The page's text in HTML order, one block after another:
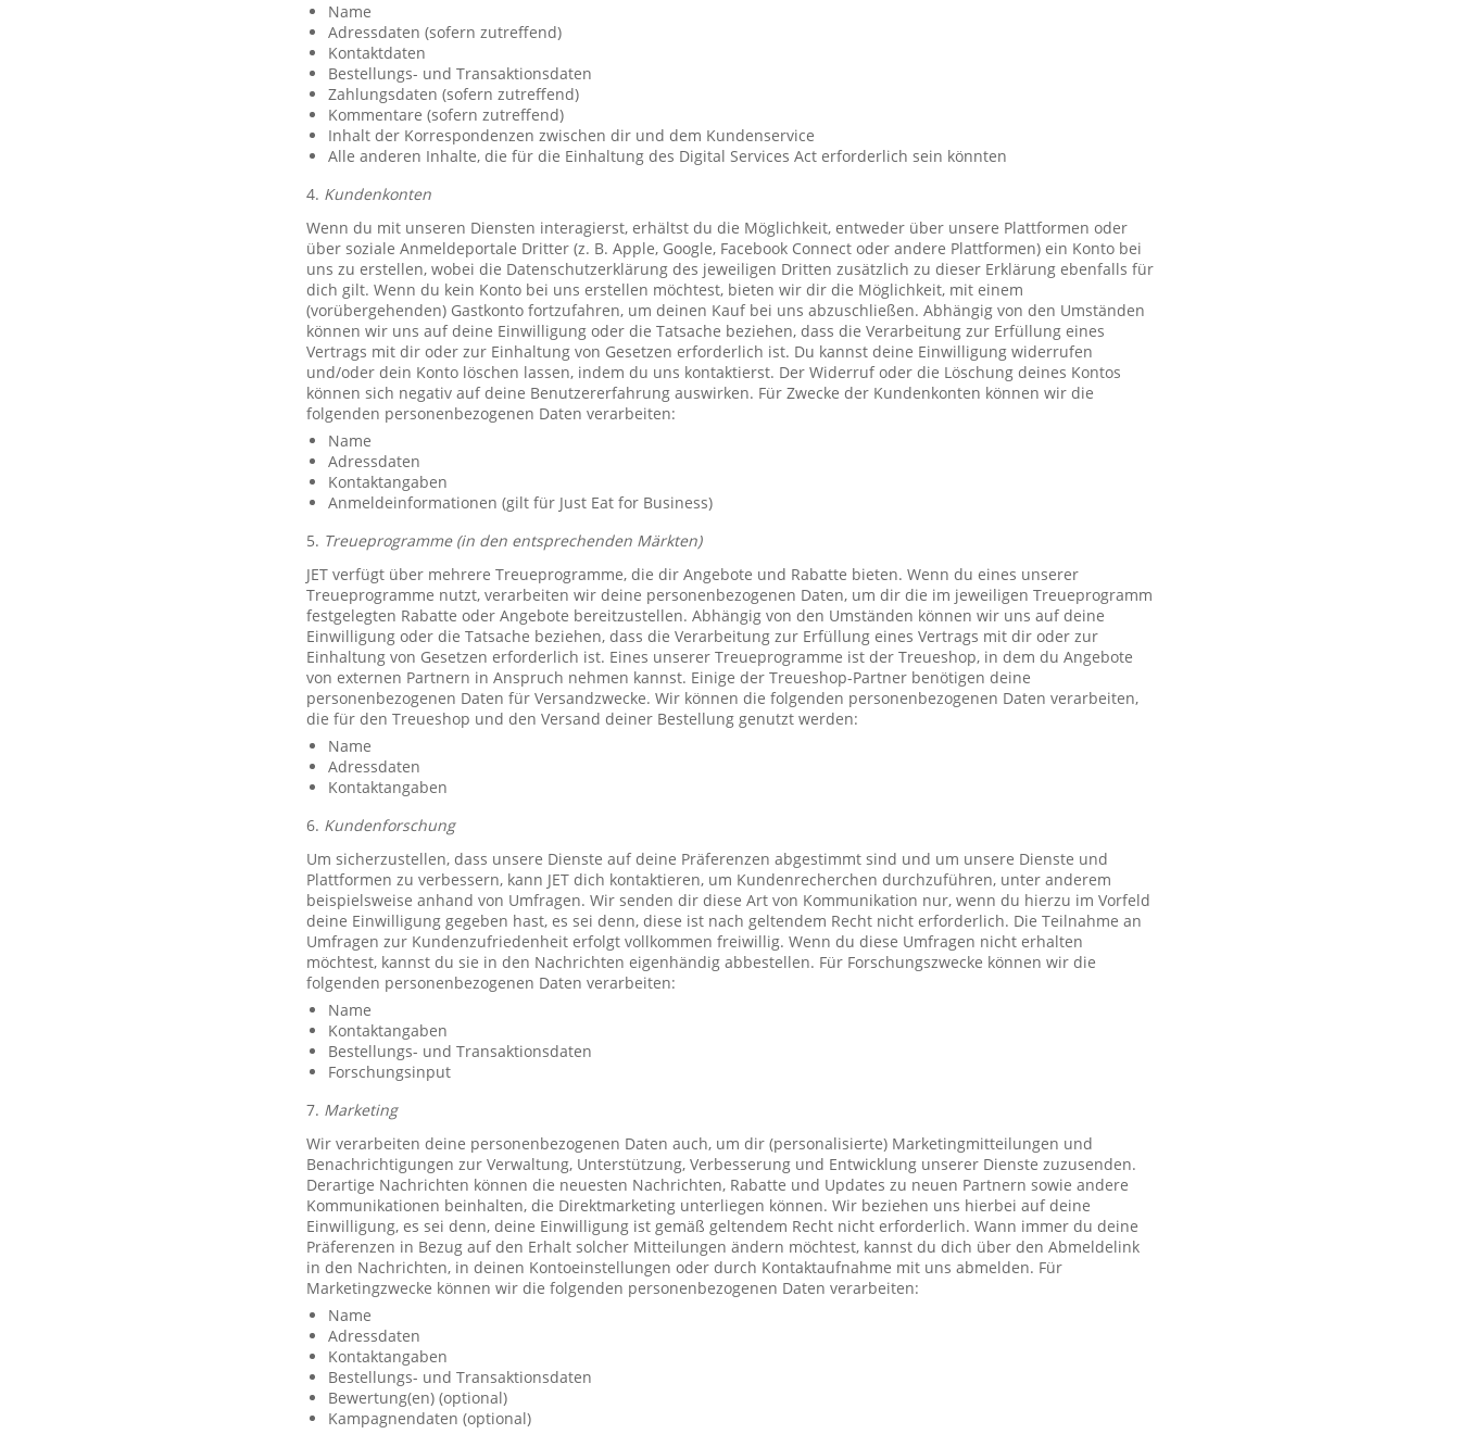
Name
Adressdaten (sofern zutreffend)
Kontaktdaten
Bestellungs- und Transaktionsdaten
Zahlungsdaten (sofern zutreffend)
Kommentare (sofern zutreffend)
Inhalt der Korrespondenzen zwischen dir und dem Kundenservice
Alle anderen Inhalte, die für die Einhaltung des Digital Services Act erforderlich sein könnten
4. Kundenkonten
Wenn du mit unseren Diensten interagierst, erhältst du die Möglichkeit, entweder über unsere Plattformen oder
über soziale Anmeldeportale Dritter (z. B. Apple, Google, Facebook Connect oder andere Plattformen) ein Konto bei
uns zu erstellen, wobei die Datenschutzerklärung des jeweiligen Dritten zusätzlich zu dieser Erklärung ebenfalls für
dich gilt. Wenn du kein Konto bei uns erstellen möchtest, bieten wir dir die Möglichkeit, mit einem
(vorübergehenden) Gastkonto fortzufahren, um deinen Kauf bei uns abzuschließen. Abhängig von den Umständen
können wir uns auf deine Einwilligung oder die Tatsache beziehen, dass die Verarbeitung zur Erfüllung eines
Vertrags mit dir oder zur Einhaltung von Gesetzen erforderlich ist. Du kannst deine Einwilligung widerrufen
und/oder dein Konto löschen lassen, indem du uns kontaktierst. Der Widerruf oder die Löschung deines Kontos
können sich negativ auf deine Benutzererfahrung auswirken. Für Zwecke der Kundenkonten können wir die
folgenden personenbezogenen Daten verarbeiten:
Name
Adressdaten
Kontaktangaben
Anmeldeinformationen (gilt für Just Eat for Business)
5. Treueprogramme (in den entsprechenden Märkten)
JET verfügt über mehrere Treueprogramme, die dir Angebote und Rabatte bieten. Wenn du eines unserer
Treueprogramme nutzt, verarbeiten wir deine personenbezogenen Daten, um dir die im jeweiligen Treueprogramm
festgelegten Rabatte oder Angebote bereitzustellen. Abhängig von den Umständen können wir uns auf deine
Einwilligung oder die Tatsache beziehen, dass die Verarbeitung zur Erfüllung eines Vertrags mit dir oder zur
Einhaltung von Gesetzen erforderlich ist. Eines unserer Treueprogramme ist der Treueshop, in dem du Angebote
von externen Partnern in Anspruch nehmen kannst. Einige der Treueshop-Partner benötigen deine
personenbezogenen Daten für Versandzwecke. Wir können die folgenden personenbezogenen Daten verarbeiten,
die für den Treueshop und den Versand deiner Bestellung genutzt werden:
Name
Adressdaten
Kontaktangaben
6. Kundenforschung
Um sicherzustellen, dass unsere Dienste auf deine Präferenzen abgestimmt sind und um unsere Dienste und
Plattformen zu verbessern, kann JET dich kontaktieren, um Kundenrecherchen durchzuführen, unter anderem
beispielsweise anhand von Umfragen. Wir senden dir diese Art von Kommunikation nur, wenn du hierzu im Vorfeld
deine Einwilligung gegeben hast, es sei denn, diese ist nach geltendem Recht nicht erforderlich. Die Teilnahme an
Umfragen zur Kundenzufriedenheit erfolgt vollkommen freiwillig. Wenn du diese Umfragen nicht erhalten
möchtest, kannst du sie in den Nachrichten eigenhändig abbestellen. Für Forschungszwecke können wir die
folgenden personenbezogenen Daten verarbeiten:
Name
Kontaktangaben
Bestellungs- und Transaktionsdaten
Forschungsinput
7. Marketing
Wir verarbeiten deine personenbezogenen Daten auch, um dir (personalisierte) Marketingmitteilungen und
Benachrichtigungen zur Verwaltung, Unterstützung, Verbesserung und Entwicklung unserer Dienste zuzusenden.
Derartige Nachrichten können die neuesten Nachrichten, Rabatte und Updates zu neuen Partnern sowie andere
Kommunikationen beinhalten, die Direktmarketing unterliegen können. Wir beziehen uns hierbei auf deine
Einwilligung, es sei denn, deine Einwilligung ist gemäß geltendem Recht nicht erforderlich. Wann immer du deine
Präferenzen in Bezug auf den Erhalt solcher Mitteilungen ändern möchtest, kannst du dich über den Abmeldelink
in den Nachrichten, in deinen Kontoeinstellungen oder durch Kontaktaufnahme mit uns abmelden. Für
Marketingzwecke können wir die folgenden personenbezogenen Daten verarbeiten:
Name
Adressdaten
Kontaktangaben
Bestellungs- und Transaktionsdaten
Bewertung(en) (optional)
Kampagnendaten (optional)